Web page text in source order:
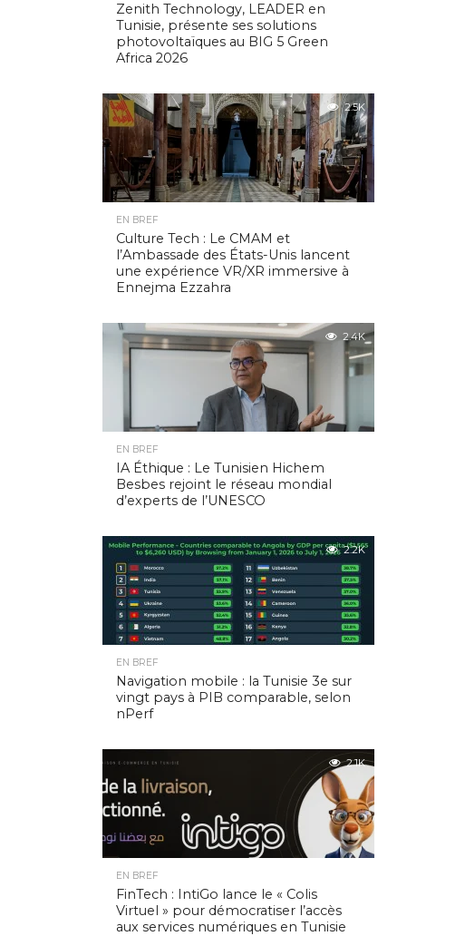
Zenith Technology, LEADER en
Tunisie, présente ses solutions
photovoltaïques au BIG 5 Green
Africa 2026
2.5K
EN BREF
Culture Tech : Le CMAM et
l’Ambassade des États-Unis lancent
une expérience VR/XR immersive à
Ennejma Ezzahra
2.4K
EN BREF
IA Éthique : Le Tunisien Hichem
Besbes rejoint le réseau mondial
d’experts de l’UNESCO
2.2K
EN BREF
Navigation mobile : la Tunisie 3e sur
vingt pays à PIB comparable, selon
nPerf
2.1K
EN BREF
FinTech : IntiGo lance le « Colis
Virtuel » pour démocratiser l’accès
aux services numériques en Tunisie